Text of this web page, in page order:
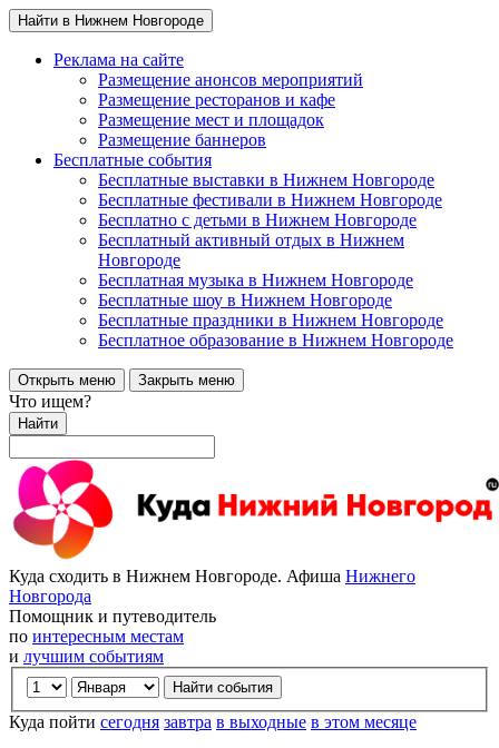
Найти в Нижнем Новгороде
Реклама на сайте
Размещение анонсов мероприятий
Размещение ресторанов и кафе
Размещение мест и площадок
Размещение баннеров
Бесплатные события
Бесплатные выставки в Нижнем Новгороде
Бесплатные фестивали в Нижнем Новгороде
Бесплатно с детьми в Нижнем Новгороде
Бесплатный активный отдых в Нижнем
Новгороде
Бесплатная музыка в Нижнем Новгороде
Бесплатные шоу в Нижнем Новгороде
Бесплатные праздники в Нижнем Новгороде
Бесплатное образование в Нижнем Новгороде
Открыть меню Закрыть меню
Что ищем?
Найти
Куда сходить в Нижнем Новгороде. Афиша Нижнего
Новгорода
Помощник и путеводитель
по интересным местам
и лучшим событиям
Куда пойти сегодня завтра в выходные в этом месяце